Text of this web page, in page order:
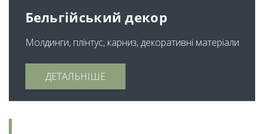
Бельгійський декор
Молдинги, плінтус, карниз, декоративні матеріали
ДЕТАЛЬНІШЕ